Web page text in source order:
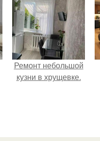
Ремонт небольшой
кузни в хрущевке.